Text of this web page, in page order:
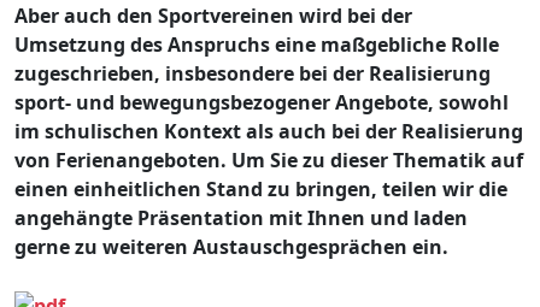
Aber auch den Sportvereinen wird bei der
Umsetzung des Anspruchs eine maßgebliche Rolle
zugeschrieben, insbesondere bei der Realisierung
sport- und bewegungsbezogener Angebote, sowohl
im schulischen Kontext als auch bei der Realisierung
von Ferienangeboten. Um Sie zu dieser Thematik auf
einen einheitlichen Stand zu bringen, teilen wir die
angehängte Präsentation mit Ihnen und laden
gerne zu weiteren Austauschgesprächen ein.